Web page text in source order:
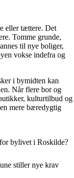
eller tættere. Det
Tomme grunde,
til nye boliger,
vokse indefra og
i bymidten kan
Når flere bor og
kulturtilbud og
mere bæredygtig
bylivet i Roskilde?
stiller nye krav